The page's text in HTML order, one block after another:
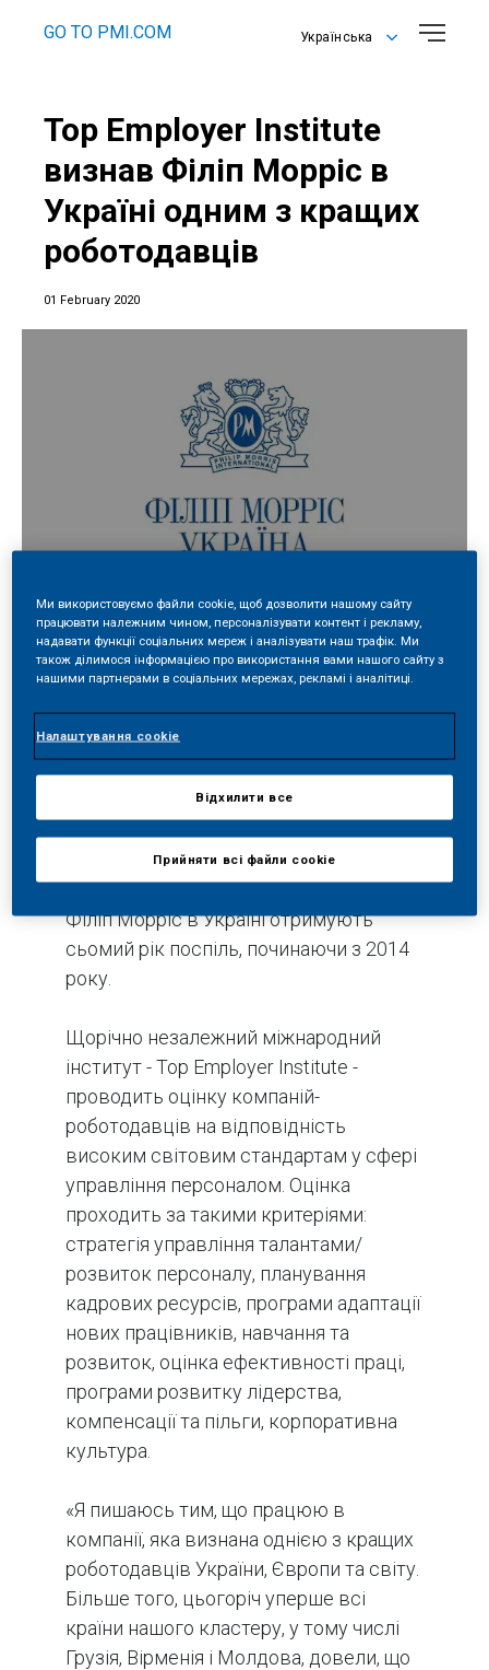
GO TO PMI.COM
Українська
Top Employer Institute
визнав Філіп Морріс в
Україні одним з кращих
роботодавців
01 February 2020
Поділитись
Афільовані компанії Філіп Морріс
Інтернешнл в Україні визнані Top
роботодавців в Україні, Європі та світі.
Сертифікат Кращого роботодавця
Філіп Морріс в Україні отримують
сьомий рік поспіль, починаючи з 2014
року.
Щорічно незалежний міжнародний
інститут - Top Employer Institute -
проводить оцінку компаній-
роботодавців на відповідність
високим світовим стандартам у сфері
управління персоналом. Оцінка
проходить за такими критеріями:
стратегія управління талантами/
розвиток персоналу, планування
кадрових ресурсів, програми адаптації
нових працівників, навчання та
розвиток, оцінка ефективності праці,
програми розвитку лідерства,
компенсації та пільги, корпоративна
культура.
«Я пишаюсь тим, що працюю в
компанії, яка визнана однією з кращих
роботодавців України, Європи та світу.
Більше того, цьогоріч уперше всі
країни нашого кластеру, у тому числі
Грузія, Вірменія і Молдова, довели, що
Ми використовуємо файли cookie, щоб дозволити нашому сайту
працювати належним чином, персоналізувати контент і рекламу,
надавати функції соціальних мереж і аналізувати наш трафік. Ми
також ділимося інформацією про використання вами нашого сайту з
нашими партнерами в соціальних мережах, рекламі і аналітиці.
Налаштування cookie
Відхилити все
Прийняти всі файли сookie